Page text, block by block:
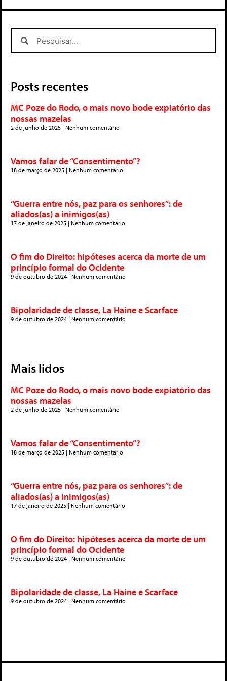
Posts recentes
MC Poze do Rodo, o mais novo bode expiatório das
nossas mazelas
2 de junho de 2025 Nenhum comentário
Vamos falar de “Consentimento”?
18 de março de 2025 Nenhum comentário
“Guerra entre nós, paz para os senhores”: de
aliados(as) a inimigos(as)
17 de janeiro de 2025 Nenhum comentário
O fim do Direito: hipóteses acerca da morte de um
princípio formal do Ocidente
9 de outubro de 2024 Nenhum comentário
Bipolaridade de classe, La Haine e Scarface
9 de outubro de 2024 Nenhum comentário
Mais lidos
MC Poze do Rodo, o mais novo bode expiatório das
nossas mazelas
2 de junho de 2025 Nenhum comentário
Vamos falar de “Consentimento”?
18 de março de 2025 Nenhum comentário
“Guerra entre nós, paz para os senhores”: de
aliados(as) a inimigos(as)
17 de janeiro de 2025 Nenhum comentário
O fim do Direito: hipóteses acerca da morte de um
princípio formal do Ocidente
9 de outubro de 2024 Nenhum comentário
Bipolaridade de classe, La Haine e Scarface
9 de outubro de 2024 Nenhum comentário